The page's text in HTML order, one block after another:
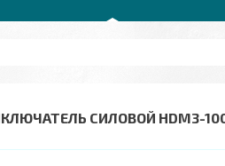
СИЛОВОЙ HDM3-